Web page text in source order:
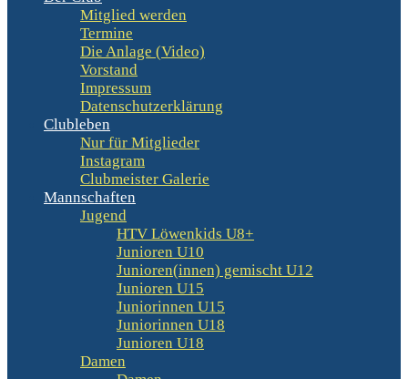
Mitglied werden
Termine
Die Anlage (Video)
Vorstand
Impressum
Datenschutzerklärung
Clubleben
Nur für Mitglieder
Instagram
Clubmeister Galerie
Mannschaften
Jugend
HTV Löwenkids U8+
Junioren U10
Junioren(innen) gemischt U12
Junioren U15
Juniorinnen U15
Juniorinnen U18
Junioren U18
Damen